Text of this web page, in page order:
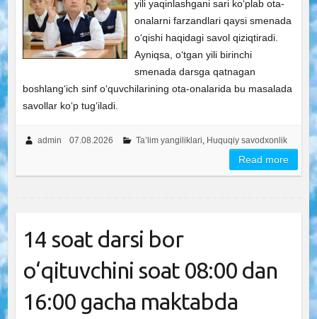
yili yaqinlashgani sari koʻplab ota-
onalarni farzandlari qaysi smenada
oʻqishi haqidagi savol qiziqtiradi.
Ayniqsa, oʻtgan yili birinchi
smenada darsga qatnagan
boshlangʻich sinf oʻquvchilarining ota-onalarida bu masalada
savollar koʻp tugʻiladi.
admin 07.08.2026 Ta’lim yangiliklari, Huquqiy savodxonlik
Read more
14 soat darsi bor
o‘qituvchini soat 08:00 dan
16:00 gacha maktabda